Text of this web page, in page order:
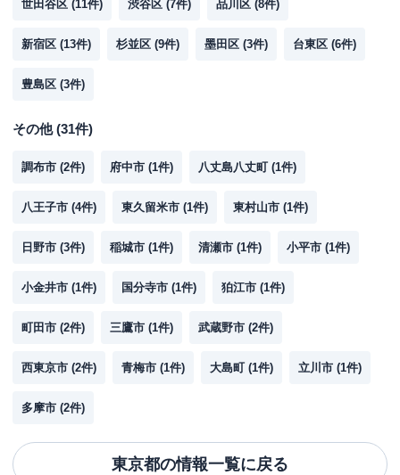
世田谷区 (11件) 渋谷区 (7件) 品川区 (8件)
新宿区 (13件) 杉並区 (9件) 墨田区 (3件) 台東区 (6件)
豊島区 (3件)
その他(31件)
調布市 (2件) 府中市 (1件) 八丈島八丈町 (1件)
八王子市 (4件) 東久留米市 (1件) 東村山市 (1件)
日野市 (3件) 稲城市 (1件) 清瀬市 (1件) 小平市 (1件)
小金井市 (1件) 国分寺市 (1件) 狛江市 (1件)
町田市 (2件) 三鷹市 (1件) 武蔵野市 (2件)
西東京市 (2件) 青梅市 (1件) 大島町 (1件) 立川市 (1件)
多摩市 (2件)
東京都の情報一覧に戻る